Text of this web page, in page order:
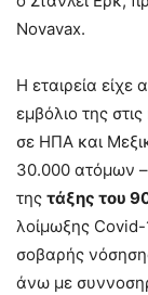
Novavax.
H εταιρεία είχε
εμβόλιο της
σε ΗΠΑ και
30.000 ατόμων –
της τάξης του
λοίμωξης Covid-
σοβαρής
άνω με